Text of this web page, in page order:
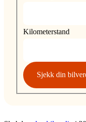
Kilometerstand
Sjekk din